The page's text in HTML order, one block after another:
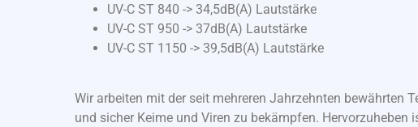
UV-C ST 840 -> 34,5dB(A) Lautstärke
UV-C ST 950 -> 37dB(A) Lautstärke
UV-C ST 1150 -> 39,5dB(A) Lautstärke
Wir arbeiten mit der seit mehreren Jahrzehnten bewährten
und sicher Keime und Viren zu bekämpfen. Hervorzuheben